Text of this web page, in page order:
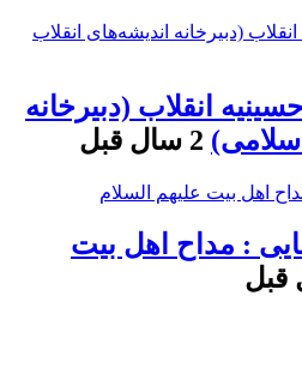
انقلاب (دبیرخانه
2 سال قبل
: مداح اهل بیت